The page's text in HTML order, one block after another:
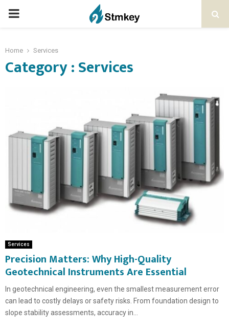
PRIMARY
Home Services
Category : Services
Services
Precision Matters: Why High-Quality
Geotechnical Instruments Are Essential
In geotechnical engineering, even the smallest measurement error
can lead to costly delays or safety risks. From foundation design to
slope stability assessments, accuracy in...